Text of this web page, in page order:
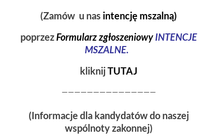
(Zamów u nas intencję mszalną)
poprzezFormularz zgłoszeniowyINTENCJE
MSZALNE.
kliknijTUTAJ
———————————————
(Informacje dla kandydatów do naszej
wspólnoty zakonnej)